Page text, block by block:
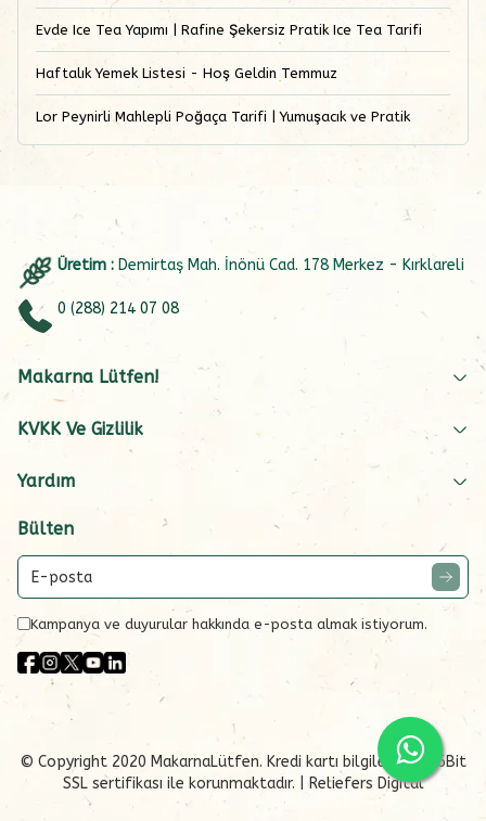
Evde Ice Tea Yapımı | Rafine Şekersiz Pratik Ice Tea Tarifi
Haftalık Yemek Listesi - Hoş Geldin Temmuz
Lor Peynirli Mahlepli Poğaça Tarifi | Yumuşacık ve Pratik
Üretim : Demirtaş Mah. İnönü Cad. 178 Merkez - Kırklareli
0 (288) 214 07 08
Makarna Lütfen!
KVKK Ve Gizlilik
Yardım
Bülten
Kampanya ve duyurular hakkında e-posta almak istiyorum.
© Copyright 2020 MakarnaLütfen. Kredi kartı bilgileriniz 256Bit
SSL sertifikası ile korunmaktadır. | Reliefers Digital